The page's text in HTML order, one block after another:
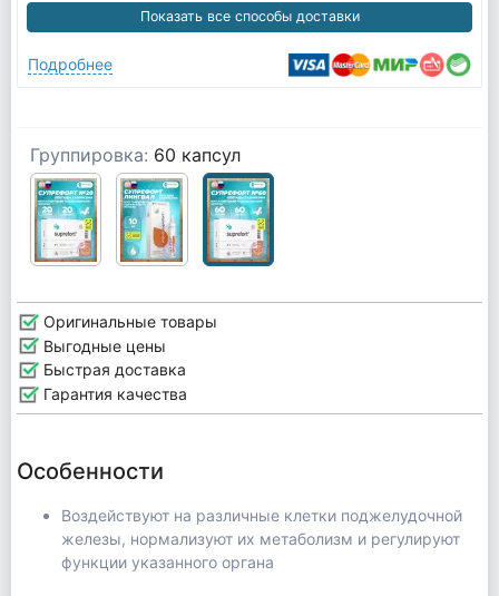
Показать все способы доставки
Подробнее
Группировка: 60 капсул
Оригинальные товары
Выгодные цены
Быстрая доставка
Гарантия качества
Особенности
Воздействуют на различные клетки поджелудочной
железы, нормализуют их метаболизм и регулируют
функции указанного органа